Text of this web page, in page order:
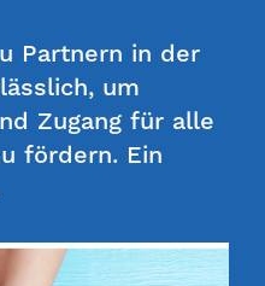
Partnern in der
um
Zugang für alle
fördern. Ein